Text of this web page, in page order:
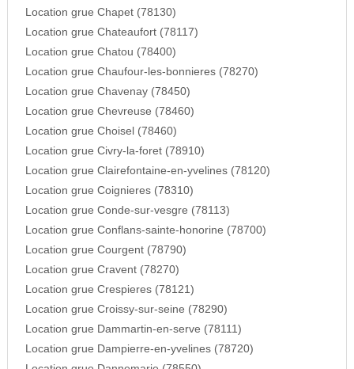
Location grue Chapet (78130)
Location grue Chateaufort (78117)
Location grue Chatou (78400)
Location grue Chaufour-les-bonnieres (78270)
Location grue Chavenay (78450)
Location grue Chevreuse (78460)
Location grue Choisel (78460)
Location grue Civry-la-foret (78910)
Location grue Clairefontaine-en-yvelines (78120)
Location grue Coignieres (78310)
Location grue Conde-sur-vesgre (78113)
Location grue Conflans-sainte-honorine (78700)
Location grue Courgent (78790)
Location grue Cravent (78270)
Location grue Crespieres (78121)
Location grue Croissy-sur-seine (78290)
Location grue Dammartin-en-serve (78111)
Location grue Dampierre-en-yvelines (78720)